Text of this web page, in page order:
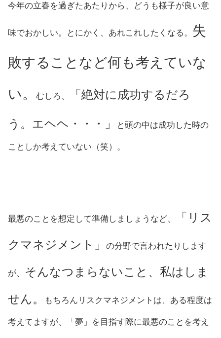
今年の立春を過ぎたあたりから、どうも様子が良い意
味でおかしい。とにかく、あれこれしたくなる。 失
敗することなど何も考えていな
い。 むしろ、 「絶対に成功するだろ
う。エヘヘ・・・」 と頭の中は成功した時の
ことしか考えていない（笑）。
最悪のことを想定して準備しましょうなど、 「リス
クマネジメント」 の分野で言われたりします
が、 そんなつまらないこと、私はしま
せん。 もちろんリスクマネジメントは、ある程度は
考えてますが、「夢」を目指す際に最悪のことを考え